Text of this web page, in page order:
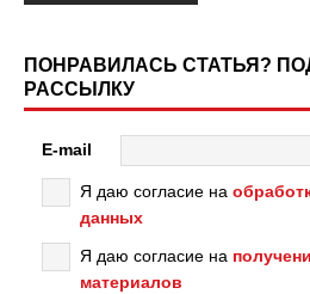
ПОНРАВИЛАСЬ СТАТЬЯ?
РАССЫЛКУ
E-mail
Я даю согласие на
данных
Я даю согласие на
материалов